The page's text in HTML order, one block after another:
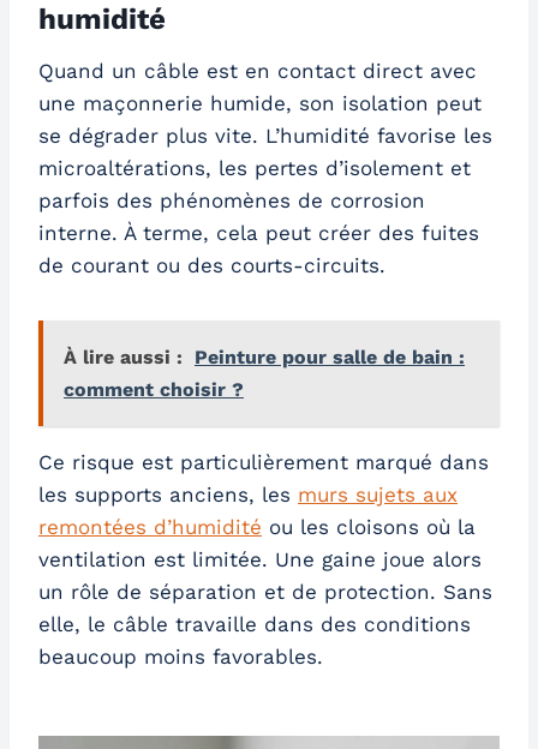
humidité
Quand un câble est en contact direct avec
une maçonnerie humide, son isolation peut
se dégrader plus vite. L’humidité favorise les
microaltérations, les pertes d’isolement et
parfois des phénomènes de corrosion
interne. À terme, cela peut créer des fuites
de courant ou des courts-circuits.
À lire aussi :
Peinture pour salle de bain :
comment choisir ?
Ce risque est particulièrement marqué dans
les supports anciens, les murs sujets aux
remontées d’humidité ou les cloisons où la
ventilation est limitée. Une gaine joue alors
un rôle de séparation et de protection. Sans
elle, le câble travaille dans des conditions
beaucoup moins favorables.